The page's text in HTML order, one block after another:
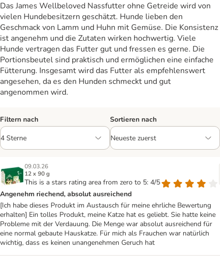
Das James Wellbeloved Nassfutter ohne Getreide wird von
vielen Hundebesitzern geschätzt. Hunde lieben den
Geschmack von Lamm und Huhn mit Gemüse. Die Konsistenz
ist angenehm und die Zutaten wirken hochwertig. Viele
Hunde vertragen das Futter gut und fressen es gerne. Die
Portionsbeutel sind praktisch und ermöglichen eine einfache
Fütterung. Insgesamt wird das Futter als empfehlenswert
angesehen, da es den Hunden schmeckt und gut
angenommen wird.
Filtern nach Sortieren nach
09.03.26
12 x 90 g
This is a stars rating area from zero to 5: 4/5
Angenehm riechend, absolut ausreichend
[Ich habe dieses Produkt im Austausch für meine ehrliche Bewertung
erhalten] Ein tolles Produkt, meine Katze hat es geliebt. Sie hatte keine
Probleme mit der Verdauung. Die Menge war absolut ausreichend für
eine normal gebaute Hauskatze. Für mich als Frauchen war natürlich
wichtig, dass es keinen unangenehmen Geruch hat